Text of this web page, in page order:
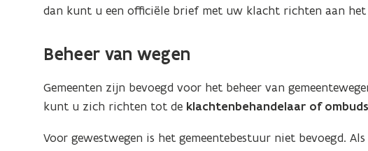
dan kunt u een officiële brief met uw klacht richten aan het
Beheer van wegen
Gemeenten zijn bevoegd voor het beheer van
kunt u zich richten tot de klachtenbehandelaar of
Voor gewestwegen is het gemeentebestuur niet bevoegd.